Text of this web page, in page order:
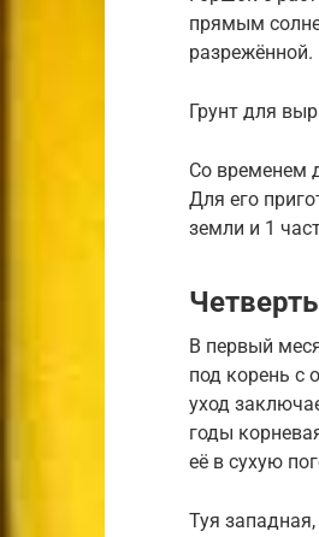
прямым
разрежённой.
Грунт для
Со временем
Для его
земли и 1
В первый
под корень с
уход
годы
её в сухую
Туя